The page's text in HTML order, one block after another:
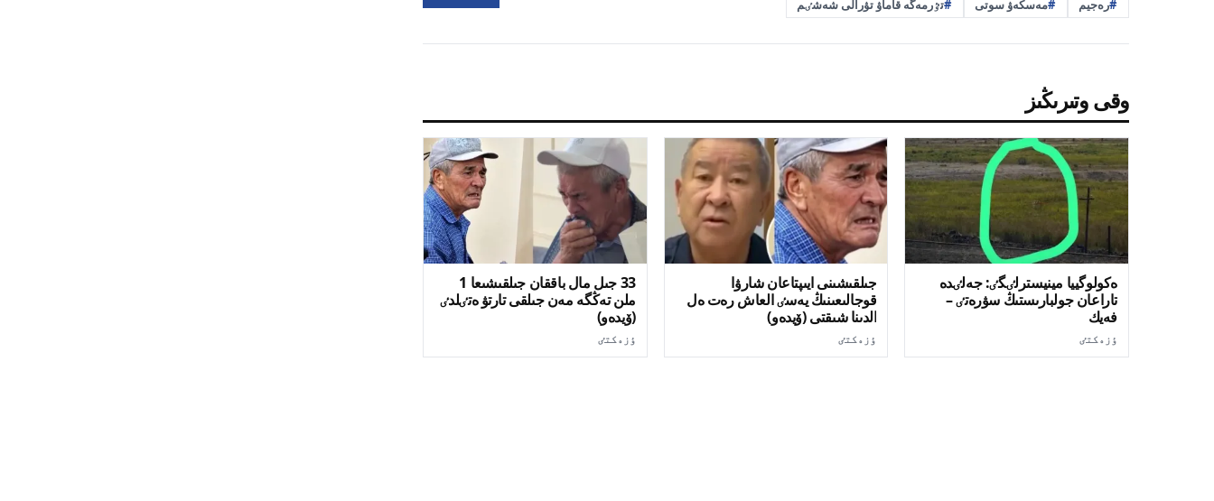
رەجيم
مەسكەۋ سوتى تٷرمەگە قاماۋ تۋرالى شەشٸم
وقى وتىرىڭىز
ەكولوگييا مينيسترلٸگٸ: جەلٸدە
تاراعان جولبارىستىڭ سۋرەتٸ –
فەيك
ٶزەكتٸ
جىلقىشىنى ايىپتاعان شارۋا
قوجالىعىنىڭ يەسٸ العاش رەت ەل
الدىنا شىقتى (ۆيدەو)
ٶزەكتٸ
33 جىل مال باققان جىلقىشىعا 1
ملن تەڭگە مەن جىلقى تارتۋ ەتٸلدٸ
(ۆيدەو)
ٶزەكتٸ